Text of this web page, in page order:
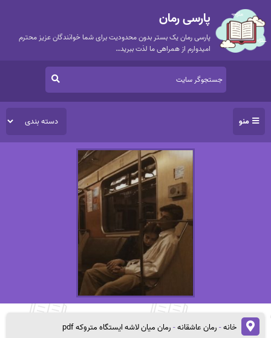
پارسی رمان
پارسی رمان یک بستر بدون محدودیت برای شما خوانندگان عزیز محترم
امیدوارم از همراهی ما لذت ببرید…
منو
خانه-رمان عاشقانه-رمان میان لاشه ایستگاه متروکه pdf